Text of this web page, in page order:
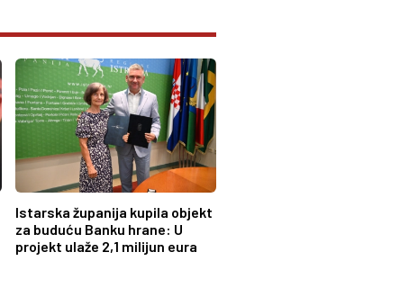
Istarska županija kupila objekt
za buduću Banku hrane: U
projekt ulaže 2,1 milijun eura